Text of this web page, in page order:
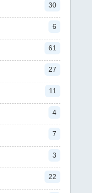
30
6
61
27
11
4
7
3
22